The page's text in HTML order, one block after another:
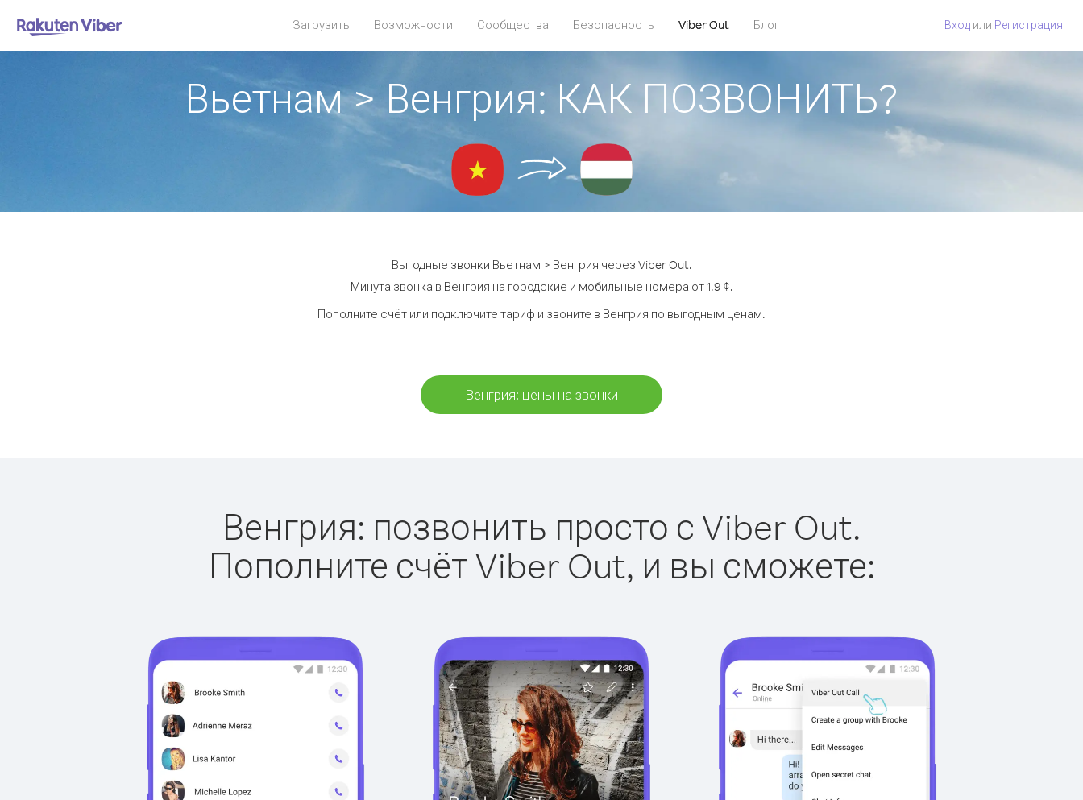
Загрузить Возможности Сообщества Безопасность Viber Out Блог Вход или Регистрация
Вьетнам > Венгрия: КАК ПОЗВОНИТЬ?
Выгодные звонки Вьетнам > Венгрия через Viber Out.
Минута звонка в Венгрия на городские и мобильные номера от 1.9 ¢.
Пополните счёт или подключите тариф и звоните в Венгрия по выгодным ценам.
Венгрия: цены на звонки
Венгрия: позвонить просто с Viber Out.
Пополните счёт Viber Out, и вы сможете: